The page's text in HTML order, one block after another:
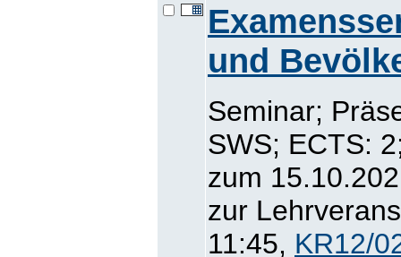
und
Seminar;
SWS; ECTS:
zum
zur
11:45, KR12/